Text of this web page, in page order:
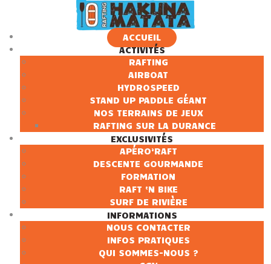
ACCUEIL
ACTIVITÉS
RAFTING
AIRBOAT
HYDROSPEED
STAND UP PADDLE GÉANT
NOS TERRAINS DE JEUX
RAFTING SUR LA DURANCE
EXCLUSIVITÉS
APÉRO’RAFT
DESCENTE GOURMANDE
FORMATION
RAFT ‘N BIKE
SURF DE RIVIÈRE
INFORMATIONS
NOUS CONTACTER
INFOS PRATIQUES
QUI SOMMES-NOUS ?